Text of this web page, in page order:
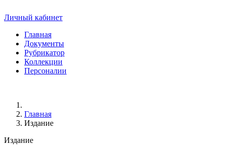
Личный кабинет
Главная
Документы
Рубрикатор
Коллекции
Персоналии
Главная
Издание
Издание